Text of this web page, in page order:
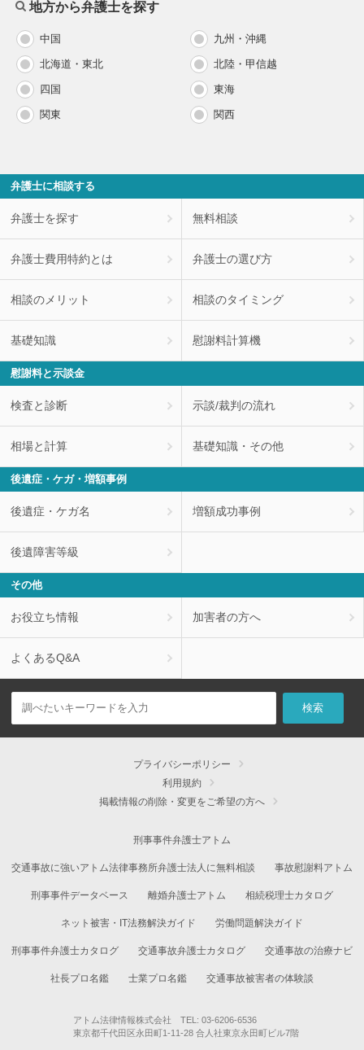
地方から弁護士を探す
中国 九州・沖縄
北海道・東北 北陸・甲信越
四国 東海
関東 関西
弁護士に相談する
弁護士を探す 無料相談
弁護士費用特約とは 弁護士の選び方
相談のメリット 相談のタイミング
基礎知識 慰謝料計算機
慰謝料と示談金
検査と診断 示談/裁判の流れ
相場と計算 基礎知識・その他
後遺症・ケガ・増額事例
後遺症・ケガ名 増額成功事例
後遺障害等級
その他
お役立ち情報 加害者の方へ
よくあるQ&A
プライバシーポリシー
利用規約
掲載情報の削除・変更をご希望の方へ
刑事事件弁護士アトム
交通事故に強いアトム法律事務所弁護士法人に無料相談 事故慰謝料アトム
刑事事件データベース 離婚弁護士アトム 相続税理士カタログ
ネット被害・IT法務解決ガイド 労働問題解決ガイド
刑事事件弁護士カタログ 交通事故弁護士カタログ 交通事故の治療ナビ
社長プロ名鑑 士業プロ名鑑 交通事故被害者の体験談
アトム法律情報株式会社 TEL: 03-6206-6536
東京都千代田区永田町1-11-28 合人社東京永田町ビル7階